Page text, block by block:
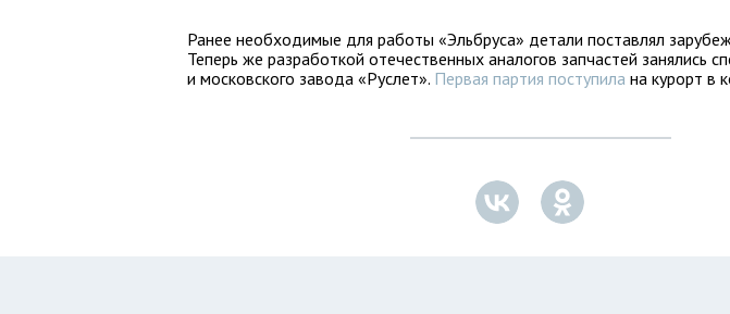
Ранее необходимые для работы «Эльбруса» детали поставлял
Теперь же разработкой отечественных аналогов запчастей занялись
и московского завода «Руслет». Первая партия поступила на курорт в